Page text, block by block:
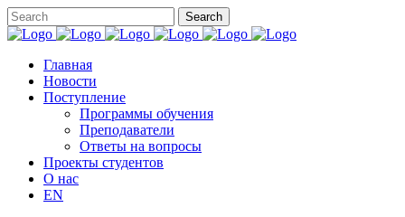
Главная
Новости
Поступление
Программы обучения
Преподаватели
Ответы на вопросы
Проекты студентов
О нас
EN